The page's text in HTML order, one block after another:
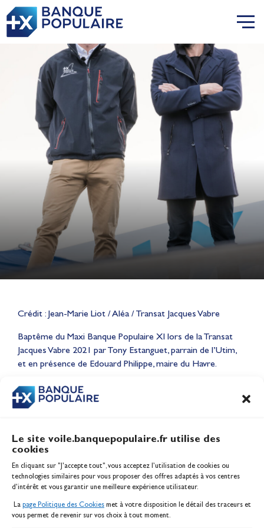
Le site voile.banquepopulaire.fr utilise des
cookies
En cliquant sur "J'accepte tout", vous acceptez l’utilisation de cookies ou
technologies similaires pour vous proposer des offres adaptés à vos centres
d’intérêt et vous garantir une meilleure expérience utilisateur.
La page Politique des Cookies met à votre disposition le détail des traceurs et
vous permet de revenir sur vos choix à tout moment.
Crédit : Jean-Marie Liot / Aléa / Transat Jacques Vabre
Baptême du Maxi Banque Populaire XI lors de la Transat
Jacques Vabre 2021 par Tony Estanguet, parrain de l’Utim,
et en présence de Edouard Philippe, maire du Havre.
CONTENU
Beach, sur le plan d'eau des
Jeux Olympiques 2028
Inscription serveur média
Contact
Politique des cookies